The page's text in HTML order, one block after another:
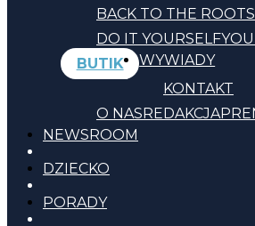
BACK TO THE ROOTS
DO IT YOURSELF
BUTIK
KONTAKT
O NASREDAKCJA
WYWIADY
NEWSROOM
DZIECKO
PORADY